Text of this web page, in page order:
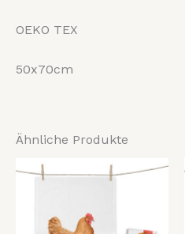
OEKO TEX
50x70cm
Ähnliche Produkte